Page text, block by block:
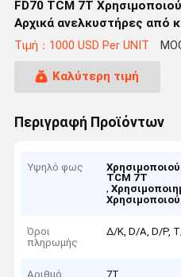
FD70 TCM 7T
Αρχικά ανελκυστήρες από
χειροκίνητος
Τιμή：1000 USD Per UNIT
Καλύτερη τιμή
Περιγραφή Προϊόντων
Υψηλό φως
TCM 7T
,
Όροι
πληρωμής
Δ/Κ, D/Α, D/P,
Αριθμό
7Τ